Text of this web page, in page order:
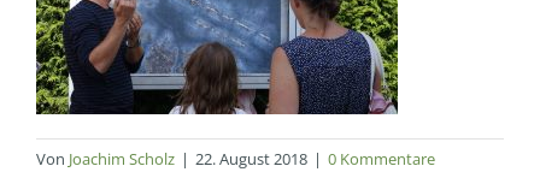
Von Joachim Scholz | 22. August 2018 | 0 Kommentare